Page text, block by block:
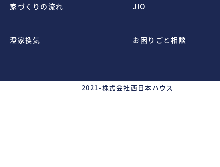
家づくりの流れ JIO
澄家換気 お困りごと相談
2021-株式会社西日本ハウス